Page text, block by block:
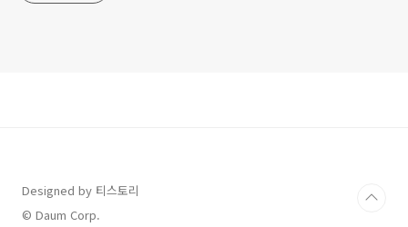
Designed by 티스토리
© Daum Corp.